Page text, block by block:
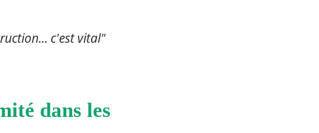
c'est vital"
dans les